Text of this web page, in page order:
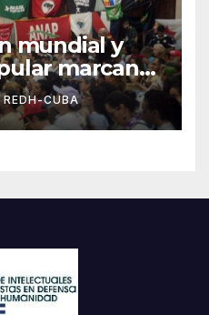
mundial y
marcan
Asamblea
ALBA
Cuba
REDH-CUBA